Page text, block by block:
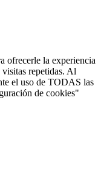
ofrecerle la experiencia
repetidas. Al
el uso de TODAS las
de cookies"